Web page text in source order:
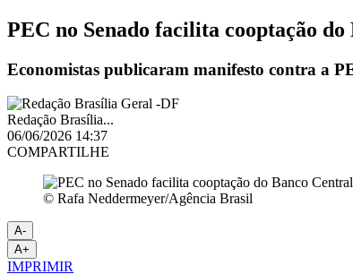
PEC no Senado facilita cooptação
Economistas publicaram manifesto contra a
Redação Brasília...
06/06/2026 14:37
COMPARTILHE
© Rafa Neddermeyer/Agência Brasil
A-
A+
IMPRIMIR